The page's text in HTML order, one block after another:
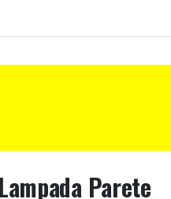
Parete